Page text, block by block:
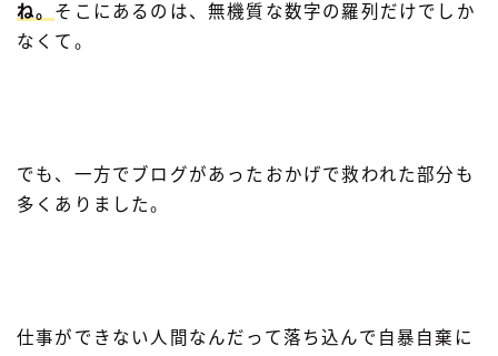
ね。 そこにあるのは、無機質な数字の羅列だけでしか
なくて。
でも、一方でブログがあったおかげで救われた部分も
多くありました。
仕事ができない人間なんだって落ち込んで自暴自棄に